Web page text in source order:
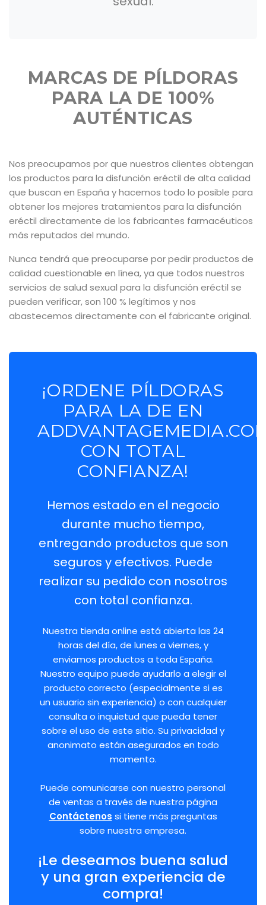
MARCAS DE PÍLDORAS
PARA LA DE 100%
AUTÉNTICAS
Nos preocupamos por que nuestros clientes obtengan
los productos para la disfunción eréctil de alta calidad
que buscan en España y hacemos todo lo posible para
obtener los mejores tratamientos para la disfunción
eréctil directamente de los fabricantes farmacéuticos
más reputados del mundo.
Nunca tendrá que preocuparse por pedir productos de
calidad cuestionable en línea, ya que todos nuestros
servicios de salud sexual para la disfunción eréctil se
pueden verificar, son 100 % legítimos y nos
abastecemos directamente con el fabricante original.
¡ORDENE PÍLDORAS
PARA LA DE EN
CON TOTAL
CONFIANZA!
Hemos estado en el negocio
durante mucho tiempo,
entregando productos que son
seguros y efectivos. Puede
realizar su pedido con nosotros
con total confianza.
Nuestra tienda online está abierta las 24
horas del día, de lunes a viernes, y
enviamos productos a toda España.
Nuestro equipo puede ayudarlo a elegir el
producto correcto (especialmente si es
un usuario sin experiencia) o con cualquier
consulta o inquietud que pueda tener
sobre el uso de este sitio. Su privacidad y
anonimato están asegurados en todo
momento.
Puede comunicarse con nuestro personal
de ventas a través de nuestra página
Contáctenos si tiene más preguntas
sobre nuestra empresa.
¡Le deseamos buena salud
y una gran experiencia de
compra!